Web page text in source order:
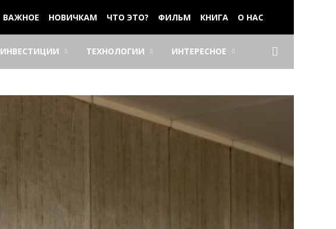
ВАЖНОЕ НОВИЧКАМ ЧТО ЭТО? ФИЛЬМ КНИГА О НАС
ИНВЕСТИЦИИ ТЕХНОЛОГИИ ИНТЕРЕСНОЕ